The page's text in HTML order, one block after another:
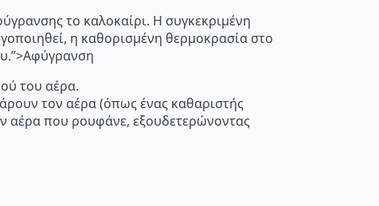
το καλοκαίρι. Η συγκεκριμένη
η καθορισμένη θερμοκρασία στο
του αέρα.
τον αέρα (όπως ένας καθαριστής
αέρα που ρουφάνε, εξουδετερώνοντας